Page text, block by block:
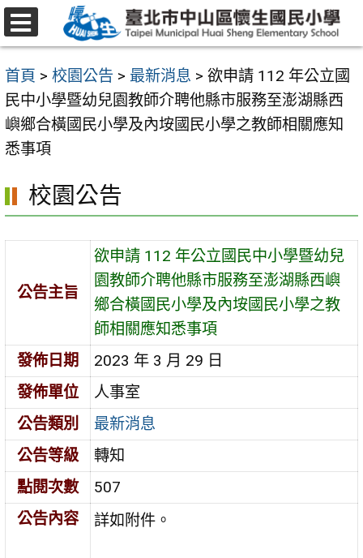
跳
至
要
內
容
區
首頁 > 校園公告 > 最新消息 > 欲申請 112 年公立國
民中小學暨幼兒園教師介聘他縣市服務至澎湖縣西
嶼鄉合橫國民小學及內垵國民小學之教師相關應知
悉事項
校園公告
公告主旨
欲申請 112 年公立國民中小學暨幼兒
園教師介聘他縣市服務至澎湖縣西嶼
鄉合橫國民小學及內垵國民小學之教
師相關應知悉事項
發佈日期
2023 年 3 月 29 日
發佈單位
人事室
公告類別
最新消息
公告等級
轉知
點閱次數
507
公告內容
詳如附件。
選
單